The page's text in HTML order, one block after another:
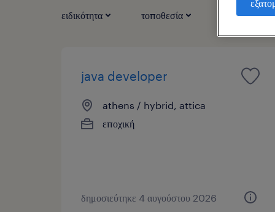
ειδικότητα τοποθεσία τύπος
java developer
athens / hybrid, attica
εποχική
δημοσιεύτηκε 4 αυγούστου 2026